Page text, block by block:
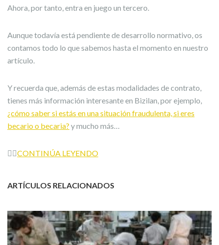
Ahora, por tanto, entra en juego un tercero.
Aunque todavía está pendiente de desarrollo normativo, os
contamos todo lo que sabemos hasta el momento en nuestro
artículo.
Y recuerda que, además de estas modalidades de contrato,
tienes más información interesante en Bizilan, por ejemplo,
¿cómo saber si estás en una situación fraudulenta, si eres
becario o becaria? y mucho más…
👉🏼CONTINÚA LEYENDO
ARTÍCULOS RELACIONADOS